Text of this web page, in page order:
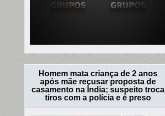
Homem mata criança de 2 anos
após mãe recusar proposta de
casamento na Índia; suspeito troca
tiros com a polícia e é preso